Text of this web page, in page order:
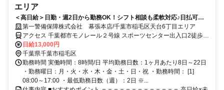
エリア
＜高日給＞日勤・週2日から勤務OK！シフト相談も柔軟対応♪日払可◎
未経験歓迎★
第一警備保障株式会社 幕張本店/千葉市稲毛区天台6丁目エリア
アクセス 千葉都市モノレール２号線 スポーツセンター出入口2徒歩約
3分、千葉都市モノレール２号線 穴川（千葉県）出入口1徒歩約7分、
千葉都市モノレール２号線 動物公園出入口2徒歩約18分 直行直帰OK
＊交通費全額支給＊
日給13,000円
千葉県千葉市稲毛区
勤務時間 実働時間：8時間/日 平均勤務日数：1ヶ月あたり8日～22日
・勤務曜日：月・火・水・木・金・土・日・祝 ・勤務時間： [1]
08:00～17:00 ・最低勤務日数（週）：2日 ※...